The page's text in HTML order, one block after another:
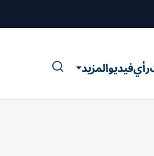
رأيفيديوالمزيد